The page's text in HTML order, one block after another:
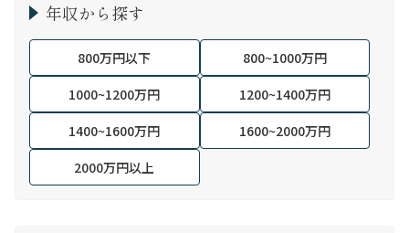
年収から探す
800万円以下
800~1000万円
1000~1200万円
1200~1400万円
1400~1600万円
1600~2000万円
2000万円以上